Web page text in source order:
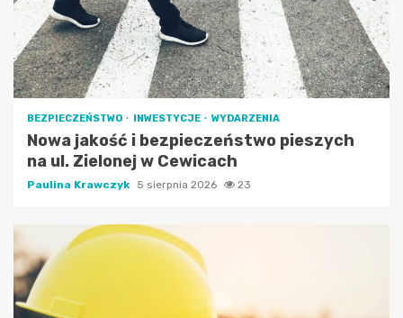
BEZPIECZEŃSTWO INWESTYCJE WYDARZENIA
Nowa jakość i bezpieczeństwo pieszych
na ul. Zielonej w Cewicach
Paulina Krawczyk 5 sierpnia 2026 23